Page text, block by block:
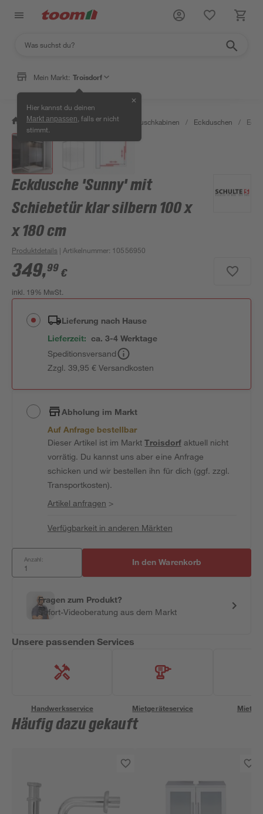
Mein Markt: Troisdorf
Hier kannst du deinen
Markt anpassen , falls er nicht
stimmt.
✕
/ Bad & Sanitär / Duschen Duschkabinen / Eckduschen /
Eckdusche 'Sunny' mit
Schiebetür klar silbern 100 x
x 180 cm
Produktdetails | Artikelnummer: 10556950
349,99 €
inkl. 19% MwSt.
Lieferung nach Hause
Lieferzeit: ca. 3-4 Werktage
Speditionsversand
Zzgl. 39,95 € Versandkosten
Abholung im Markt
Auf Anfrage bestellbar
Dieser Artikel ist im MarktTroisdorfaktuell nicht
vorrätig. Du kannst uns aber eine Anfrage
schicken und wir bestellen ihn für dich (ggf. zzgl.
Transportkosten).
Artikel anfragen >
Verfügbarkeit in anderen Märkten
Anzahl: In den Warenkorb
Fragen zum Produkt?
Sofort-Videoberatung aus dem Markt
Unsere passenden Services
Handwerksservice Mietgeräteservice
Häufig dazu gekauft